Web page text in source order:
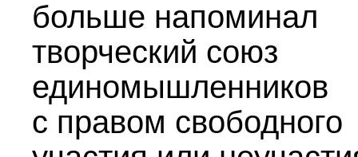
больше напоминал
творческий союз
единомышленников
с правом свободного